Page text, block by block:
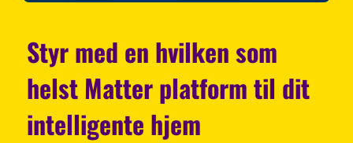
Styr med en hvilken som
helst Matter platform til dit
intelligente hjem